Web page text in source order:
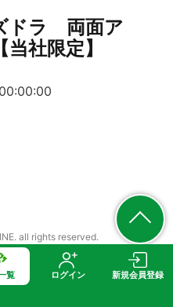
覧 ログイン 新規会員登録
ドラ 両面ア
社限定】
all rights reserved.